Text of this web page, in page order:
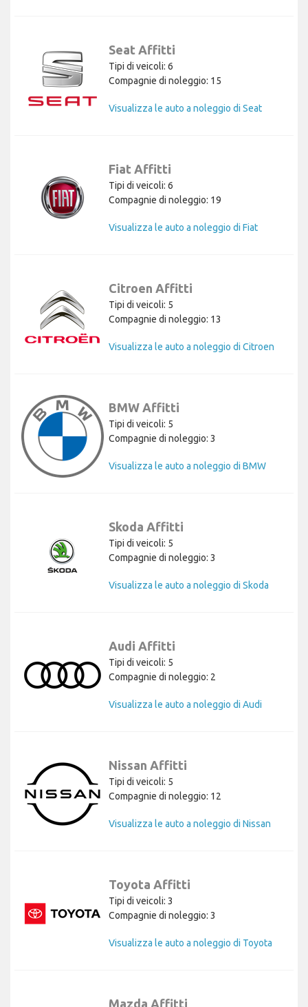
Seat Affitti
Tipi di veicoli: 6
Compagnie di noleggio: 15
Visualizza le auto a noleggio di Seat
Fiat Affitti
Tipi di veicoli: 6
Compagnie di noleggio: 19
Visualizza le auto a noleggio di Fiat
Citroen Affitti
Tipi di veicoli: 5
Compagnie di noleggio: 13
Visualizza le auto a noleggio di Citroen
BMW Affitti
Tipi di veicoli: 5
Compagnie di noleggio: 3
Visualizza le auto a noleggio di BMW
Skoda Affitti
Tipi di veicoli: 5
Compagnie di noleggio: 3
Visualizza le auto a noleggio di Skoda
Audi Affitti
Tipi di veicoli: 5
Compagnie di noleggio: 2
Visualizza le auto a noleggio di Audi
Nissan Affitti
Tipi di veicoli: 5
Compagnie di noleggio: 12
Visualizza le auto a noleggio di Nissan
Toyota Affitti
Tipi di veicoli: 3
Compagnie di noleggio: 3
Visualizza le auto a noleggio di Toyota
Mazda Affitti